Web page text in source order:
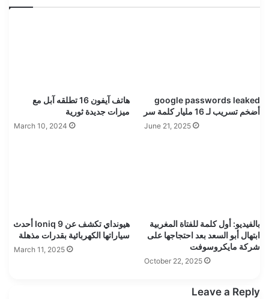
هاتف آيفون 16 تطلقه آبل مع
ميزات جديدة ثورية
March 10, 2024
google passwords leaked
أضخم تسريب لـ 16 مليار كلمة سر
June 21, 2025
هيونداي تكشف عن Ioniq 9 أحدث
سياراتها الكهربائية بقدرات مذهلة
March 11, 2025
بالفيديو: أول كلمة للفتاة المغربية
ابتهال أبو السعد بعد احتجاجها على
شركة مايكروسوفت
October 22, 2025
Leave a Reply